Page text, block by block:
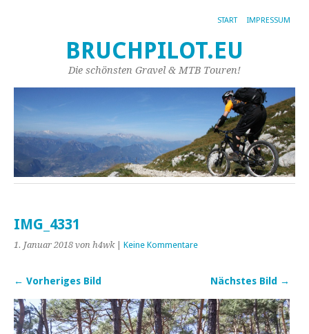
START IMPRESSUM
BRUCHPILOT.EU
Die schönsten Gravel & MTB Touren!
IMG_4331
1. Januar 2018 von h4wk| Keine Kommentare
← Vorheriges Bild Nächstes Bild →